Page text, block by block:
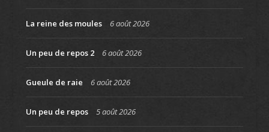
La reine des moules 6 août 2026
Un peu de repos 2 6 août 2026
Gueule de raie 6 août 2026
Un peu de repos 5 août 2026